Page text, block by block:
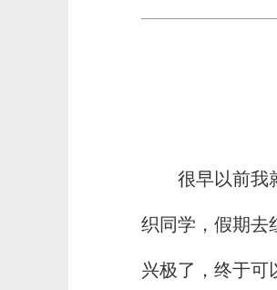
很早以前我
织同学，假期去
兴极了，终于可